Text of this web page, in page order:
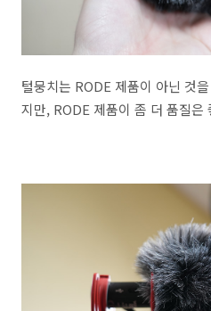
털뭉치는 RODE 제품이 아닌 것
지만, RODE 제품이 좀 더 품질은